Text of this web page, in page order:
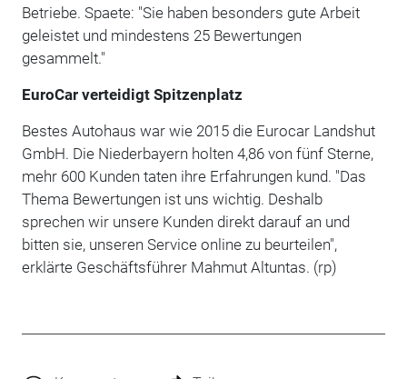
Betriebe. Spaete: "Sie haben besonders gute Arbeit
geleistet und mindestens 25 Bewertungen
gesammelt."
EuroCar verteidigt Spitzenplatz
Bestes Autohaus war wie 2015 die Eurocar Landshut
GmbH. Die Niederbayern holten 4,86 von fünf Sterne,
mehr 600 Kunden taten ihre Erfahrungen kund. "Das
Thema Bewertungen ist uns wichtig. Deshalb
sprechen wir unsere Kunden direkt darauf an und
bitten sie, unseren Service online zu beurteilen",
erklärte Geschäftsführer Mahmut Altuntas. (rp)